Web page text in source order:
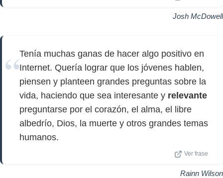
Josh McDowell
Tenía muchas ganas de hacer algo positivo en
Internet. Quería lograr que los jóvenes hablen,
piensen y planteen grandes preguntas sobre la
vida, haciendo que sea interesante y relevante
preguntarse por el corazón, el alma, el libre
albedrío, Dios, la muerte y otros grandes temas
humanos.
Ver frase
Rainn Wilson